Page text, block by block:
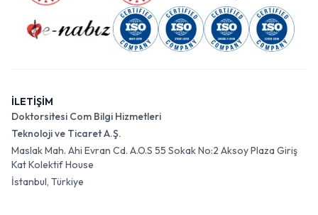
İLETİŞİM
Doktorsitesi Com Bilgi Hizmetleri
Teknoloji ve Ticaret A.Ş.
Maslak Mah. Ahi Evran Cd. A.O.S 55 Sokak No:2 Aksoy Plaza Giriş
Kat Kolektif House
İstanbul, Türkiye